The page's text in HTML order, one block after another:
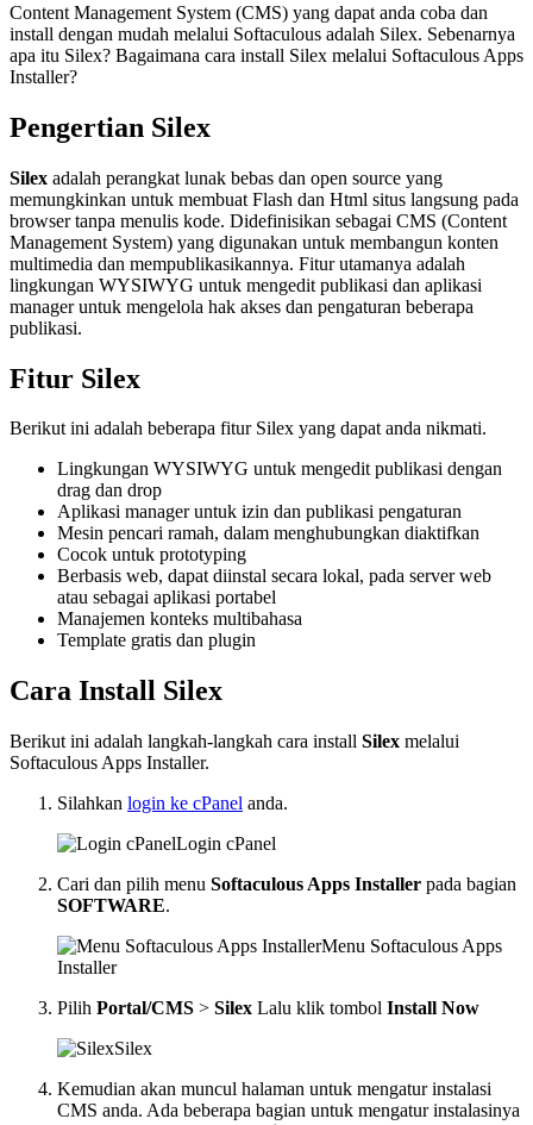
Content Management System (CMS) yang dapat anda coba dan
install dengan mudah melalui Softaculous adalah Silex. Sebenarnya
apa itu Silex? Bagaimana cara install Silex melalui Softaculous Apps
Installer?
Pengertian Silex
Silex adalah perangkat lunak bebas dan open source yang
memungkinkan untuk membuat Flash dan Html situs langsung pada
browser tanpa menulis kode. Didefinisikan sebagai CMS (Content
Management System) yang digunakan untuk membangun konten
multimedia dan mempublikasikannya. Fitur utamanya adalah
lingkungan WYSIWYG untuk mengedit publikasi dan aplikasi
manager untuk mengelola hak akses dan pengaturan beberapa
publikasi.
Fitur Silex
Berikut ini adalah beberapa fitur Silex yang dapat anda nikmati.
Lingkungan WYSIWYG untuk mengedit publikasi dengan
drag dan drop
Aplikasi manager untuk izin dan publikasi pengaturan
Mesin pencari ramah, dalam menghubungkan diaktifkan
Cocok untuk prototyping
Berbasis web, dapat diinstal secara lokal, pada server web
atau sebagai aplikasi portabel
Manajemen konteks multibahasa
Template gratis dan plugin
Cara Install Silex
Berikut ini adalah langkah-langkah cara install Silex melalui
Softaculous Apps Installer.
Silahkan login ke cPanel anda.
Login cPanel
Cari dan pilih menu Softaculous Apps Installer pada bagian
SOFTWARE.
Menu Softaculous Apps
Installer
Pilih Portal/CMS > Silex Lalu klik tombol Install Now
Silex
Kemudian akan muncul halaman untuk mengatur instalasi
CMS anda. Ada beberapa bagian untuk mengatur instalasinya